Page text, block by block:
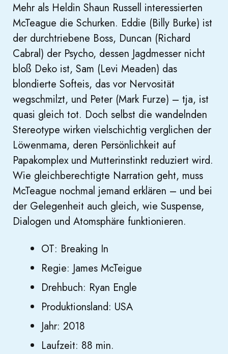
Mehr als Heldin Shaun Russell interessierten
McTeague die Schurken. Eddie (Billy Burke) ist
der durchtriebene Boss, Duncan (Richard
Cabral) der Psycho, dessen Jagdmesser nicht
bloß Deko ist, Sam (Levi Meaden) das
blondierte Softeis, das vor Nervosität
wegschmilzt, und Peter (Mark Furze) – tja, ist
quasi gleich tot. Doch selbst die wandelnden
Stereotype wirken vielschichtig verglichen der
Löwenmama, deren Persönlichkeit auf
Papakomplex und Mutterinstinkt reduziert wird.
Wie gleichberechtigte Narration geht, muss
McTeague nochmal jemand erklären – und bei
der Gelegenheit auch gleich, wie Suspense,
Dialogen und Atomsphäre funktionieren.
OT: Breaking In
Regie: James McTeigue
Drehbuch: Ryan Engle
Produktionsland: USA
Jahr: 2018
Laufzeit: 88 min.